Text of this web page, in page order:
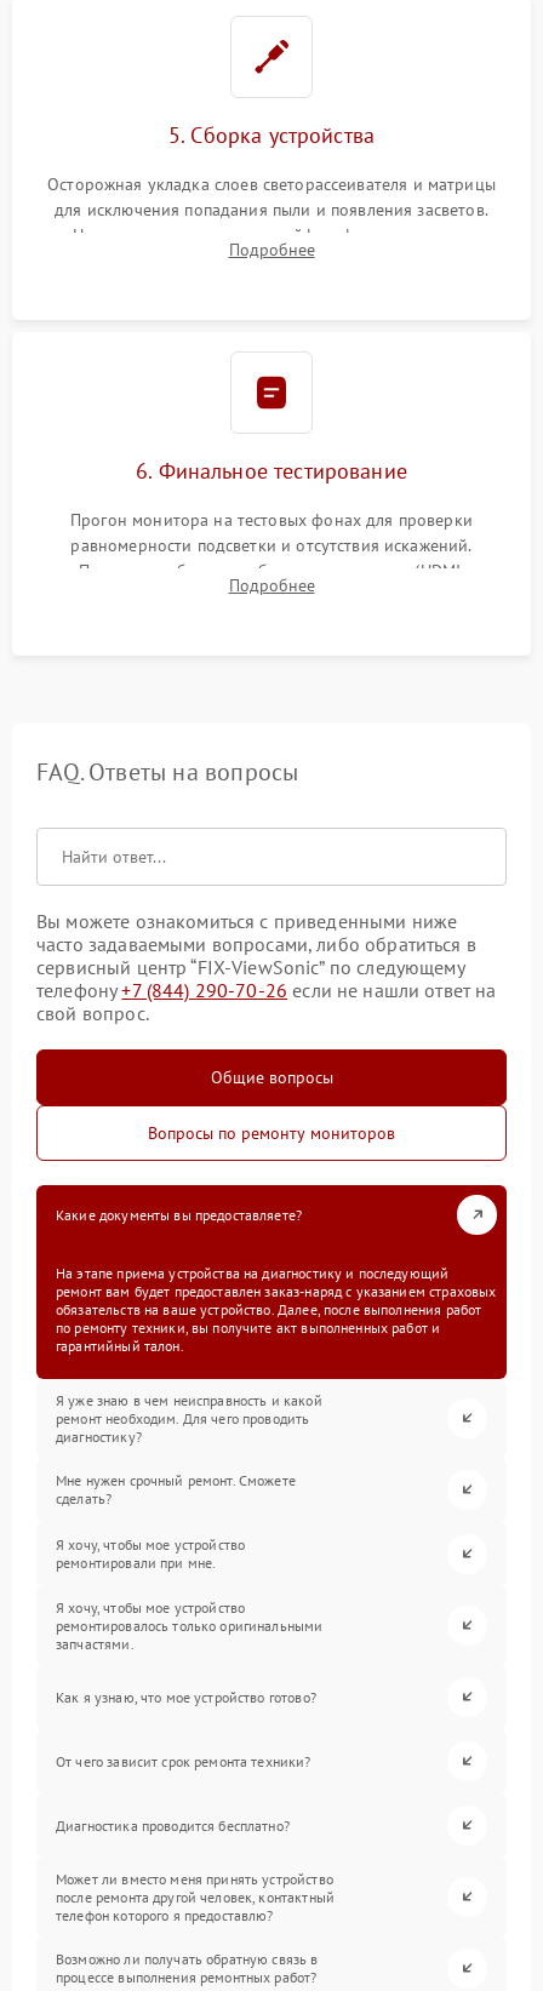
5. Сборка устройства
Осторожная укладка слоев светорассеивателя и матрицы
для исключения попадания пыли и появления засветов.
Надежное подключение шлейфов, фиксация плат и
аккуратное защелкивание пластикового корпуса монитора.
Подробнее
6. Финальное тестирование
Прогон монитора на тестовых фонах для проверки
равномерности подсветки и отсутствия искажений.
Проверка работоспособности всех портов (HDMI,
DisplayPort, VGA) и кнопок управления под нагрузкой в
Подробнее
FAQ. Ответы на вопросы
Вы можете ознакомиться с приведенными ниже
часто задаваемыми вопросами, либо обратиться в
сервисный центр “FIX-ViewSonic” по следующему
телефону+7 (844) 290-70-26 если не нашли ответ на
свой вопрос.
Общие вопросы
Вопросы по ремонту мониторов
Какие документы вы предоставляете?
На этапе приема устройства на диагностику и последующий
ремонт вам будет предоставлен заказ-наряд с указанием страховых
обязательств на ваше устройство. Далее, после выполнения работ
по ремонту техники, вы получите акт выполненных работ и
гарантийный талон.
Я уже знаю в чем неисправность и какой
ремонт необходим. Для чего проводить
диагностику?
Мне нужен срочный ремонт. Сможете
сделать?
Я хочу, чтобы мое устройство
ремонтировали при мне.
Я хочу, чтобы мое устройство
ремонтировалось только оригинальными
запчастями.
Как я узнаю, что мое устройство готово?
От чего зависит срок ремонта техники?
Диагностика проводится бесплатно?
Может ли вместо меня принять устройство
после ремонта другой человек, контактный
телефон которого я предоставлю?
Возможно ли получать обратную связь в
процессе выполнения ремонтных работ?